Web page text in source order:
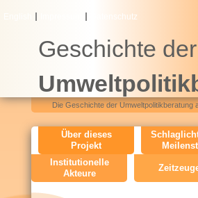
Inhalt
Geschichte der
Datenschutz
Die Geschichte der Umweltpolitikberatung
H
M
Über dieses
Projekt
Institutionelle
Akteure